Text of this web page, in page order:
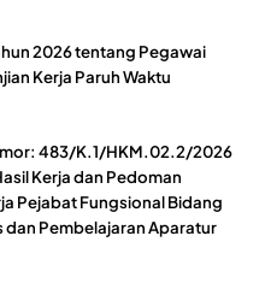
2026 tentang Pegawai
Kerja Paruh Waktu
483/K.1/HKM.02.2/2026
Kerja dan Pedoman
Pejabat Fungsional Bidang
Pembelajaran Aparatur